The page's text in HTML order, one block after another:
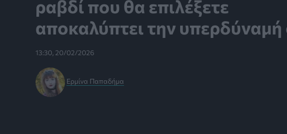
ραβδί που θα επιλέξετε
αποκαλύπτει την υπερδύναμή
13:30, 20/02/2026
Ερμίνα Παπαδήμα